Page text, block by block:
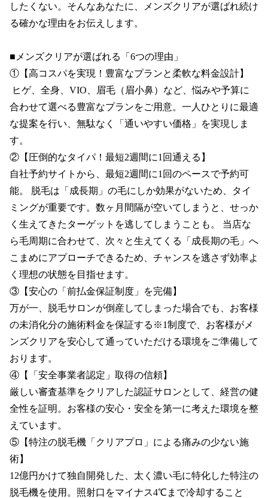
したくない。そんなあなたに、メンズクリアが選ばれ続け
る確かな理由をお伝えします。
■メンズクリアが選ばれる「6つの理由」
①【高コスパを実現！豊富なプランと柔軟な料金設計】
合わせて選べる豊富なプランをご用意。一人ひとりに最適
な提案を行い、無駄なく「通いやすい価格」を実現しま
す。
②【圧倒的なタイパ！最短2週間に1回通える】
自社予約サイトから、最短2週間に1回のペースで予約可
能。 脱毛は「成長期」の毛にしか効果がないため、タイ
ミングが重要です。数ヶ月間隔が空いてしまうと、せっか
く生えてきたターゲットを逃してしまうことも。 当店な
ら毛周期に合わせて、次々と生えてくる「成長期の毛」へ
こまめにアプローチできるため、チャンスを逃さず効率よ
く理想の状態を目指せます。
③【安心の「前払金保証制度」を完備】
万が一、脱毛サロンが倒産してしまった場合でも、お客様
の未消化分の施術料金を保証する※1制度で、お客様がメ
ンズクリアを安心して通っていただける環境をご準備して
おります。
④【「安全事業者認定」取得の信頼】
厳しい審査基準をクリアした認証サロンとして、経営の健
全性を証明。お客様の安心・安全を第一に考えた環境を整
えています。
⑤【特注の脱毛機「クリアプロ」による痛みの少ない施
術】
12億円かけて独自開発した、太く濃い毛に特化した特注の
脱毛機を使用。照射口をマイナス4℃まで冷却すること